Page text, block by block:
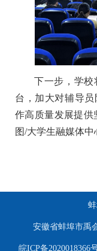
下一步，学校
台，加大对辅导
作高质量发展提供
图/大学生融媒体中
安徽省蚌埠市禹
皖ICP备2020018366